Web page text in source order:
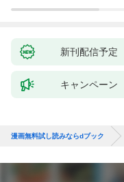
新刊配信予定
キャンペーン
漫画無料試し読みならdブック